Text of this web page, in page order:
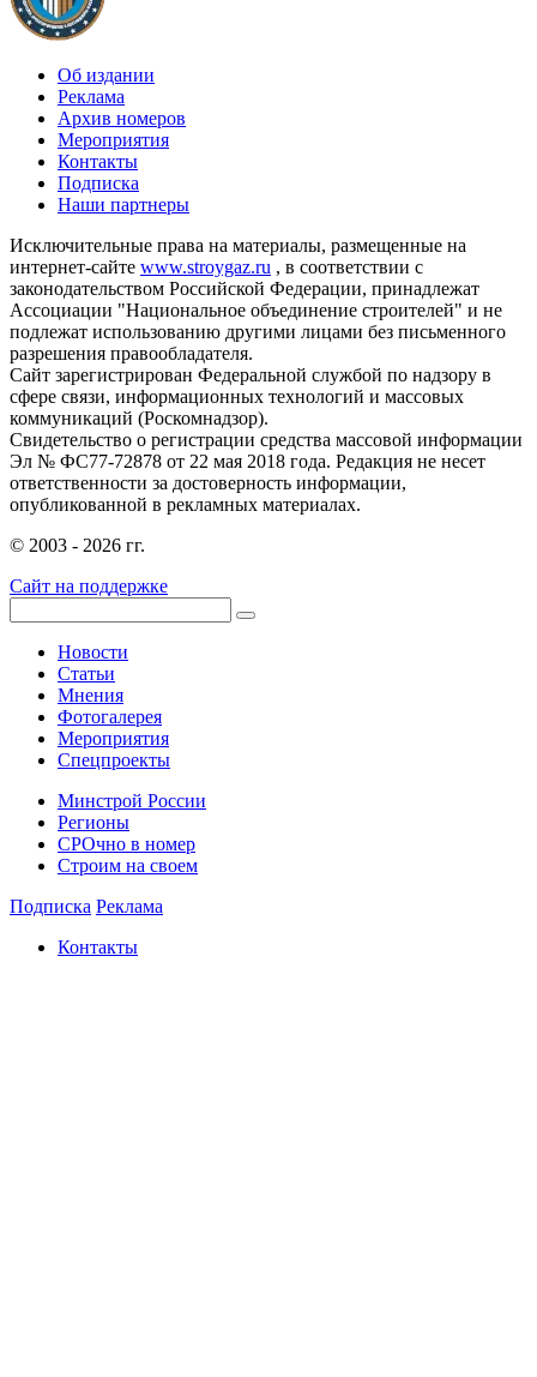
Об издании
Реклама
Архив номеров
Мероприятия
Контакты
Подписка
Наши партнеры
Исключительные права на материалы, размещенные на
интернет-сайте www.stroygaz.ru , в соответствии с
законодательством Российской Федерации, принадлежат
Ассоциации "Национальное объединение строителей" и не
подлежат использованию другими лицами без письменного
разрешения правообладателя.
Сайт зарегистрирован Федеральной службой по надзору в
сфере связи, информационных технологий и массовых
коммуникаций (Роскомнадзор).
Свидетельство о регистрации средства массовой информации
Эл № ФС77-72878 от 22 мая 2018 года. Редакция не несет
ответственности за достоверность информации,
опубликованной в рекламных материалах.
© 2003 - 2026 гг.
Сайт на поддержке
Новости
Статьи
Мнения
Фотогалерея
Мероприятия
Спецпроекты
Минстрой России
Регионы
СРОчно в номер
Строим на своем
Подписка Реклама
Контакты